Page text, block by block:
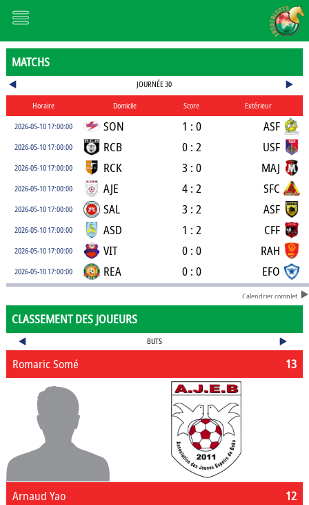
MATCHS
JOURNÉE 30
Horaire Domicile Score
Extérieur
2026-05-10 17:00:00
SON 1 : 0 ASF
2026-05-10 17:00:00 RCB 0 : 2 USF
2026-05-10 17:00:00 RCK 3 : 0 MAJ
2026-05-10 17:00:00 AJE 4 : 2 SFC
2026-05-10 17:00:00 SAL 3 : 2 ASF
2026-05-10 17:00:00 ASD 1 : 2 CFF
2026-05-10 17:00:00 VIT 0 : 0 RAH
2026-05-10 17:00:00 REA 0 : 0 EFO
Calendrier complet
CLASSEMENT DES JOUEURS
BUTS
13
Romaric Somé
12
Arnaud Yao